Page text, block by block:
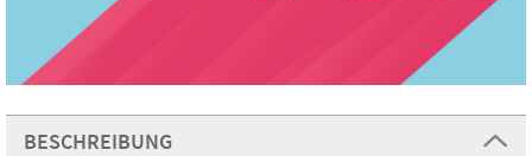
BESCHREIBUNG